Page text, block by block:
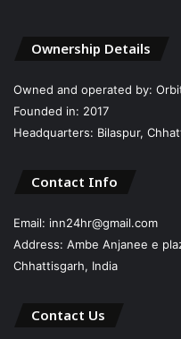
Ownership Details
Owned and operated by:
Founded in: 2017
Headquarters: Bilaspur,
Contact Info
Email: inn24hr@gmail.com
Address: Ambe Anjanee e
Chhattisgarh, India
Contact Us